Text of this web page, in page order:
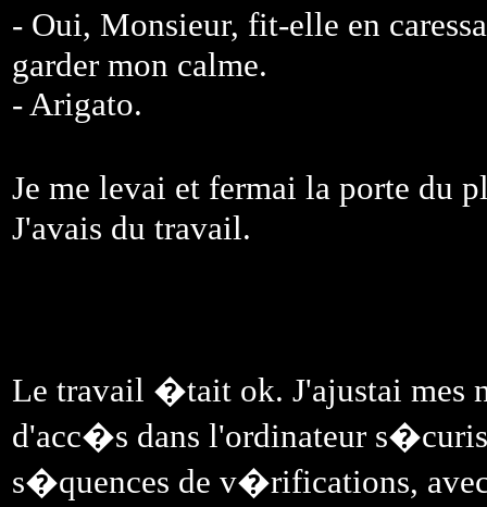
- Oui, Monsieur, fit-elle en
garder mon calme.
- Arigato.
Je me levai et fermai la porte
J'avais du travail.
Le travail �tait ok. J'ajustai mes
d'acc�s dans l'ordinateur
s�quences de v�rifications,